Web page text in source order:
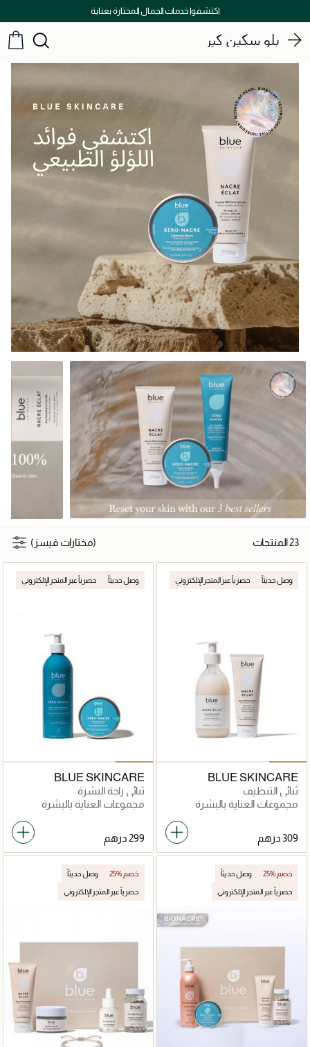
اكتشفوا خدمات الجمال المختارة بعناية
بلو سكين كير
23 المنتجات (مختارات فيسز)
وصل حديثاً حصرياً عبر المتجر الإلكتروني
BLUE SKINCARE
ثنائي التنظيف
مجموعات العناية بالبشرة
وصل حديثاً حصرياً عبر المتجر الإلكتروني
BLUE SKINCARE
ثنائي راحة البشرة
مجموعات العناية بالبشرة
25% خصم وصل حديثاً
حصرياً عبر المتجر الإلكتروني
25% خصم وصل حديثاً
حصرياً عبر المتجر الإلكتروني